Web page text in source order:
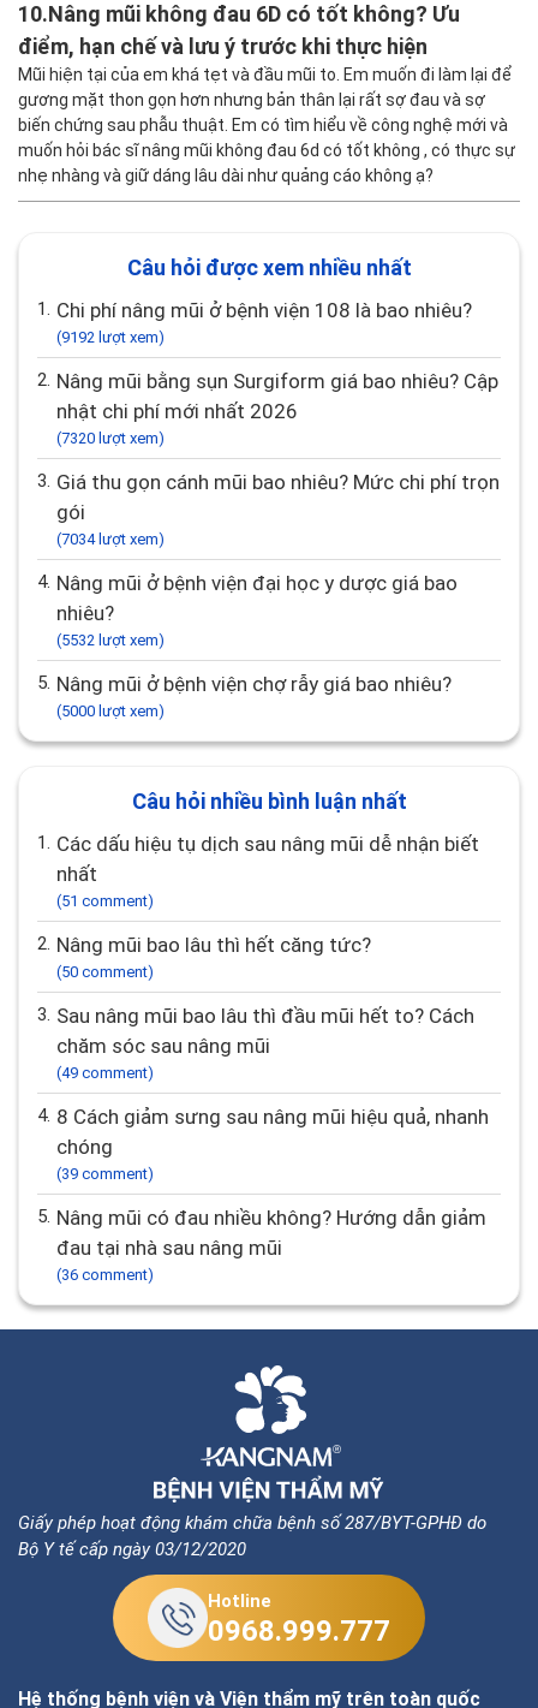
10.Nâng mũi không đau 6D có tốt không? Ưu
điểm, hạn chế và lưu ý trước khi thực hiện
Mũi hiện tại của em khá tẹt và đầu mũi to. Em muốn đi làm lại để
gương mặt thon gọn hơn nhưng bản thân lại rất sợ đau và sợ
biến chứng sau phẫu thuật. Em có tìm hiểu về công nghệ mới và
muốn hỏi bác sĩ nâng mũi không đau 6d có tốt không , có thực sự
nhẹ nhàng và giữ dáng lâu dài như quảng cáo không ạ?
Câu hỏi được xem nhiều nhất
1. Chi phí nâng mũi ở bệnh viện 108 là bao nhiêu?
(9192 lượt xem)
2. Nâng mũi bằng sụn Surgiform giá bao nhiêu? Cập
nhật chi phí mới nhất 2026
(7320 lượt xem)
3. Giá thu gọn cánh mũi bao nhiêu? Mức chi phí trọn
gói
(7034 lượt xem)
4. Nâng mũi ở bệnh viện đại học y dược giá bao
nhiêu?
(5532 lượt xem)
5. Nâng mũi ở bệnh viện chợ rẫy giá bao nhiêu?
(5000 lượt xem)
Câu hỏi nhiều bình luận nhất
1. Các dấu hiệu tụ dịch sau nâng mũi dễ nhận biết
nhất
(51 comment)
2. Nâng mũi bao lâu thì hết căng tức?
(50 comment)
3. Sau nâng mũi bao lâu thì đầu mũi hết to? Cách
chăm sóc sau nâng mũi
(49 comment)
4. 8 Cách giảm sưng sau nâng mũi hiệu quả, nhanh
chóng
(39 comment)
5. Nâng mũi có đau nhiều không? Hướng dẫn giảm
đau tại nhà sau nâng mũi
(36 comment)
Giấy phép hoạt động khám chữa bệnh số 287/BYT-GPHĐ do
Bộ Y tế cấp ngày 03/12/2020
Hotline
0968.999.777
Hệ thống bệnh viện và Viện thẩm mỹ trên toàn quốc